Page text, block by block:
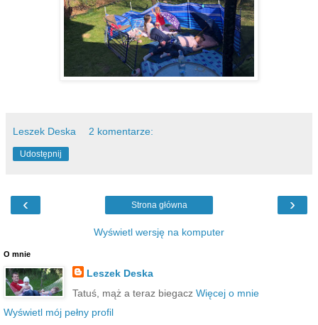
Leszek Deska 2 komentarze:
Udostępnij
‹ ›
Strona główna
Wyświetl wersję na komputer
O mnie
Leszek Deska
Tatuś, mąż a teraz biegacz Więcej o mnie
Wyświetl mój pełny profil